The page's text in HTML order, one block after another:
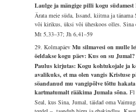
Laulge ja mängige pilli kogu
Ärata meie süda, Issand, kiitma ja
või kirikus, üksi või üheskoos olles. Sina
Mt 5,33–37; Jh 6,41–59
29. KolmapäevMu silmavesi on mulle
öeldakse kogu päev: Kus on su
Paulus kirjutas: Kogu kohtukojale ja
avalikuks, et ma olen vangis Kristuse
söandanud mu vangipõlve tõttu
kartmatumalt rääkima Jumala sõna.Fl
Seal, kus Sina, Jumal, täidad oma